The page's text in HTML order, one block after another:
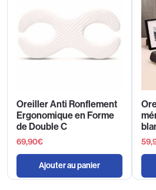
Oreiller Anti Ronflement
Ergonomique en Forme
de Double C
69,90€
Ajouter au panier